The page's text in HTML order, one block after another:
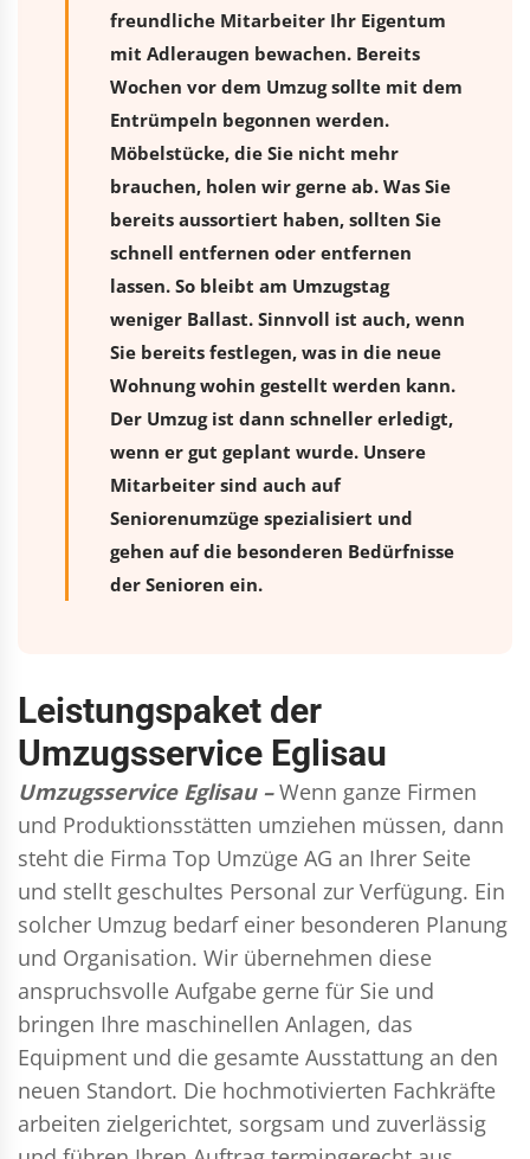
freundliche Mitarbeiter Ihr Eigentum
mit Adleraugen bewachen. Bereits
Wochen vor dem Umzug sollte mit dem
Entrümpeln begonnen werden.
Möbelstücke, die Sie nicht mehr
brauchen, holen wir gerne ab. Was Sie
bereits aussortiert haben, sollten Sie
schnell entfernen oder entfernen
lassen. So bleibt am Umzugstag
weniger Ballast. Sinnvoll ist auch, wenn
Sie bereits festlegen, was in die neue
Wohnung wohin gestellt werden kann.
Der Umzug ist dann schneller erledigt,
wenn er gut geplant wurde. Unsere
Mitarbeiter sind auch auf
Seniorenumzüge spezialisiert und
gehen auf die besonderen Bedürfnisse
der Senioren ein.
Leistungspaket der
Umzugsservice Eglisau
Umzugsservice Eglisau – Wenn ganze Firmen
und Produktionsstätten umziehen müssen, dann
steht die Firma Top Umzüge AG an Ihrer Seite
und stellt geschultes Personal zur Verfügung. Ein
solcher Umzug bedarf einer besonderen Planung
und Organisation. Wir übernehmen diese
anspruchsvolle Aufgabe gerne für Sie und
bringen Ihre maschinellen Anlagen, das
Equipment und die gesamte Ausstattung an den
neuen Standort. Die hochmotivierten Fachkräfte
arbeiten zielgerichtet, sorgsam und zuverlässig